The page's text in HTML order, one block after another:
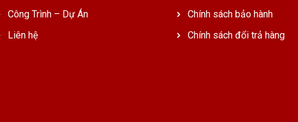
Công Trình – Dự Án
Liên hệ
Chính sách bảo hành
Chính sách đổi trả hàng